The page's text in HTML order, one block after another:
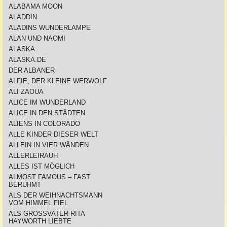
ALABAMA MOON
ALADDIN
ALADINS WUNDERLAMPE
ALAN UND NAOMI
ALASKA
ALASKA.DE
DER ALBANER
ALFIE, DER KLEINE WERWOLF
ALI ZAOUA
ALICE IM WUNDERLAND
ALICE IN DEN STÄDTEN
ALIENS IN COLORADO
ALLE KINDER DIESER WELT
ALLEIN IN VIER WÄNDEN
ALLERLEIRAUH
ALLES IST MÖGLICH
ALMOST FAMOUS – FAST
BERÜHMT
ALS DER WEIHNACHTSMANN
VOM HIMMEL FIEL
ALS GROSSVATER RITA
HAYWORTH LIEBTE